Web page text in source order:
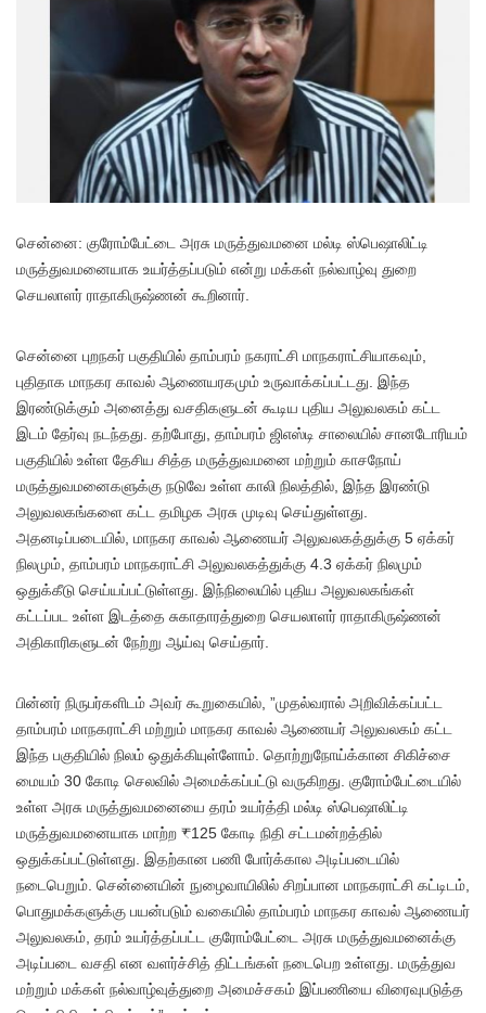
சென்னை: குரோம்பேட்டை அரசு மருத்துவமனை மல்டி ஸ்பெஷாலிட்டி
மருத்துவமனையாக உயர்த்தப்படும் என்று மக்கள் நல்வாழ்வு துறை
செயலாளர் ராதாகிருஷ்ணன் கூறினார்.
சென்னை புறநகர் பகுதியில் தாம்பரம் நகராட்சி மாநகராட்சியாகவும்,
புதிதாக மாநகர காவல் ஆணையரகமும் உருவாக்கப்பட்டது. இந்த
இரண்டுக்கும் அனைத்து வசதிகளுடன் கூடிய புதிய அலுவலகம் கட்ட
இடம் தேர்வு நடந்தது. தற்போது, தாம்பரம் ஜிஎஸ்டி சாலையில் சானடோரியம்
பகுதியில் உள்ள தேசிய சித்த மருத்துவமனை மற்றும் காசநோய்
மருத்துவமனைகளுக்கு நடுவே உள்ள காலி நிலத்தில், இந்த இரண்டு
அலுவலகங்களை கட்ட தமிழக அரசு முடிவு செய்துள்ளது.
அதனடிப்படையில், மாநகர காவல் ஆணையர் அலுவலகத்துக்கு 5 ஏக்கர்
நிலமும், தாம்பரம் மாநகராட்சி அலுவலகத்துக்கு 4.3 ஏக்கர் நிலமும்
ஒதுக்கீடு செய்யப்பட்டுள்ளது. இந்நிலையில் புதிய அலுவலகங்கள்
கட்டப்பட உள்ள இடத்தை சுகாதாரத்துறை செயலாளர் ராதாகிருஷ்ணன்
அதிகாரிகளுடன் நேற்று ஆய்வு செய்தார்.
பின்னர் நிருபர்களிடம் அவர் கூறுகையில், ”முதல்வரால் அறிவிக்கப்பட்ட
தாம்பரம் மாநகராட்சி மற்றும் மாநகர காவல் ஆணையர் அலுவலகம் கட்ட
இந்த பகுதியில் நிலம் ஒதுக்கியுள்ளோம். தொற்றுநோய்க்கான சிகிச்சை
மையம் 30 கோடி செலவில் அமைக்கப்பட்டு வருகிறது. குரோம்பேட்டையில்
உள்ள அரசு மருத்துவமனையை தரம் உயர்த்தி மல்டி ஸ்பெஷாலிட்டி
மருத்துவமனையாக மாற்ற ₹125 கோடி நிதி சட்டமன்றத்தில்
ஒதுக்கப்பட்டுள்ளது. இதற்கான பணி போர்க்கால அடிப்படையில்
நடைபெறும். சென்னையின் நுழைவாயிலில் சிறப்பான மாநகராட்சி கட்டிடம்,
பொதுமக்களுக்கு பயன்படும் வகையில் தாம்பரம் மாநகர காவல் ஆணையர்
அலுவலகம், தரம் உயர்த்தப்பட்ட குரோம்பேட்டை அரசு மருத்துவமனைக்கு
அடிப்படை வசதி என வளர்ச்சித் திட்டங்கள் நடைபெற உள்ளது. மருத்துவ
மற்றும் மக்கள் நல்வாழ்வுத்துறை அமைச்சகம் இப்பணியை விரைவுபடுத்த